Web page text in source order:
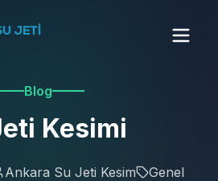
Blog
Kesimi
Ankara Su Jeti Kesim Genel